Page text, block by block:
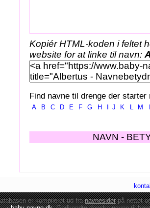
Kopiér HTML-koden i feltet
website for at linke til navn:
Find navne til drenge der starter
A B C D E F G H J K L M
NAVN -
er kompileret ud franavnesiderpå nettet